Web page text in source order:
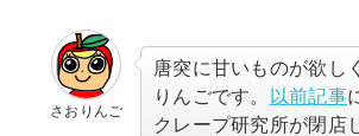
さおりんご
唐突に甘いものが欲し
りんごです。 以前記事
クレープ研究所が閉店